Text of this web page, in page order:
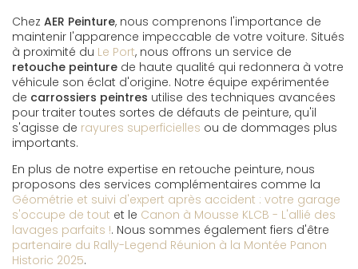
Chez AER Peinture, nous comprenons l'importance de
maintenir l'apparence impeccable de votre voiture. Situés
à proximité du Le Port, nous offrons un service de
retouche peinture de haute qualité qui redonnera à votre
véhicule son éclat d'origine. Notre équipe expérimentée
de carrossiers peintres utilise des techniques avancées
pour traiter toutes sortes de défauts de peinture, qu'il
s'agisse de rayures superficielles ou de dommages plus
importants.
En plus de notre expertise en retouche peinture, nous
proposons des services complémentaires comme la
Géométrie et suivi d'expert après accident : votre garage
s'occupe de tout et le Canon à Mousse KLCB - L'allié des
lavages parfaits !. Nous sommes également fiers d'être
partenaire du Rally-Legend Réunion à la Montée Panon
Historic 2025.